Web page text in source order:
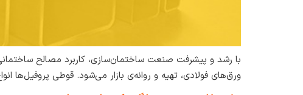
با رشد و پیشرفت صنعت ساختمان‌سازی، کاربرد مصالح
ورق‌های فولادی، تهیه و روانه‌ی بازار می‌شود. قوطی پروفیل‌ها